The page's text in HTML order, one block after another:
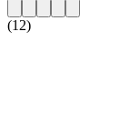
(12)